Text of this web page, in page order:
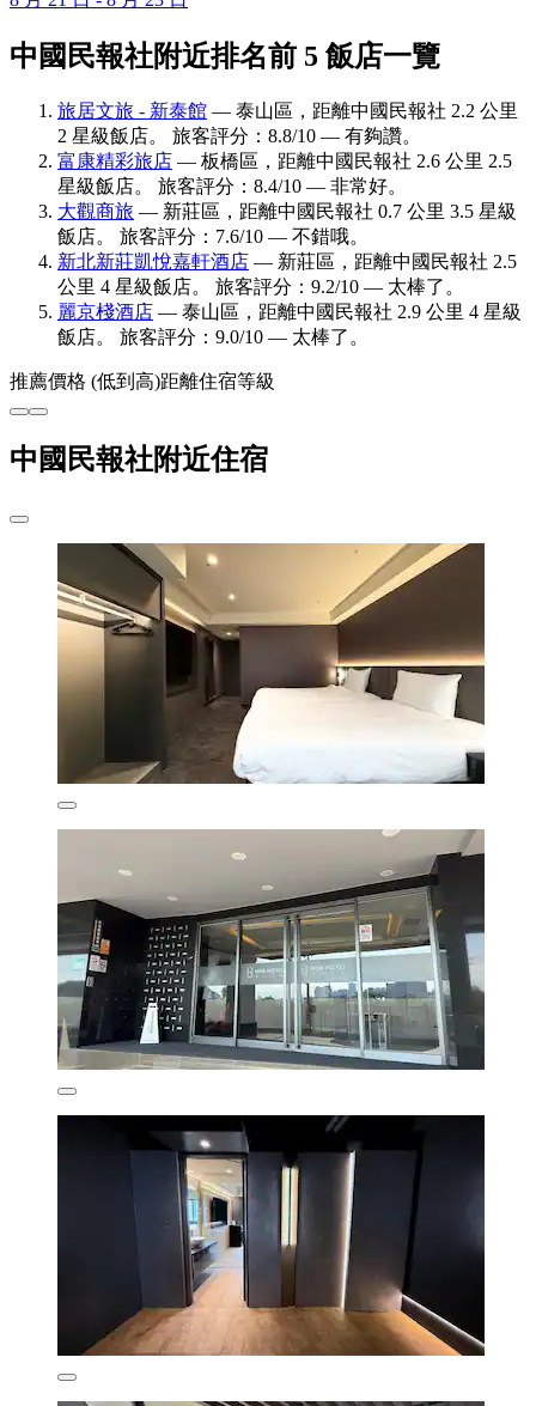
中國民報社附近排名前 5 飯店一覽
旅居文旅 - 新泰館 — 泰山區，距離中國民報社 2.2 公里
2 星級飯店。 旅客評分：8.8/10 — 有夠讚。
富康精彩旅店 — 板橋區，距離中國民報社 2.6 公里 2.5
星級飯店。 旅客評分：8.4/10 — 非常好。
大觀商旅 — 新莊區，距離中國民報社 0.7 公里 3.5 星級
飯店。 旅客評分：7.6/10 — 不錯哦。
新北新莊凱悅嘉軒酒店 — 新莊區，距離中國民報社 2.5
公里 4 星級飯店。 旅客評分：9.2/10 — 太棒了。
麗京棧酒店 — 泰山區，距離中國民報社 2.9 公里 4 星級
飯店。 旅客評分：9.0/10 — 太棒了。
推薦價格 (低到高)距離住宿等級
中國民報社附近住宿